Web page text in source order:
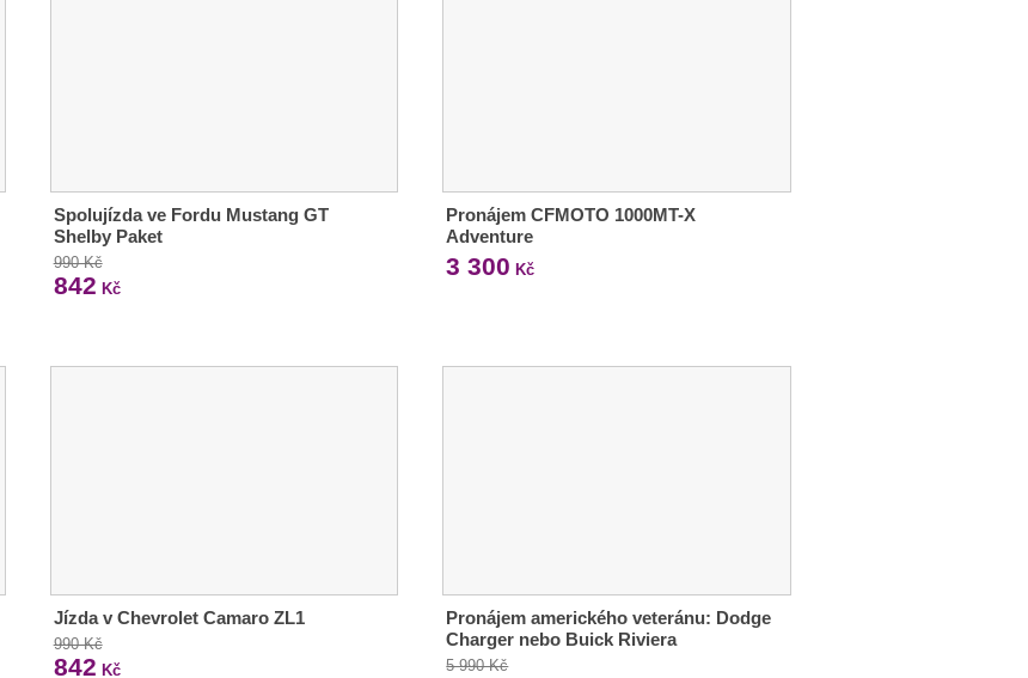
Spolujízda ve Fordu Mustang GT
Shelby Paket
990 Kč
842 Kč
Pronájem CFMOTO 1000MT-X
Adventure
3 300 Kč
Jízda v Chevrolet Camaro ZL1
990 Kč
842 Kč
Pronájem amerického veteránu: Dodge
Charger nebo Buick Riviera
5 990 Kč